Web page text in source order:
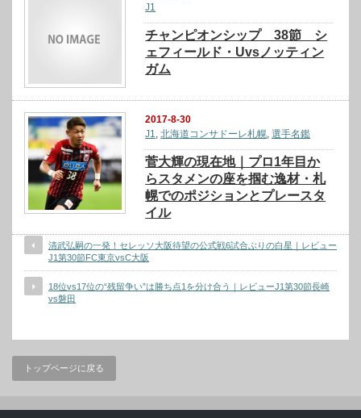
J1
チャンピオンシップ 38節 シ
ェフィールド・Uvsノッティン
ガム
2017-8-30
J1
,北海道コンサドーレ札幌 ,選手名鑑
菅大輝の現在地｜プロ1年目か
らスタメンの座を掴む逸材・札
幌でのポジションとプレースタ
イル
清武弘嗣の一発！セレッソ大阪待望の公式戦6試合ぶりの白星｜レビュー
J1第30節FC東京vsC大阪
18位vs17位の“残留争い”は勝ち点1を分け合う｜レビューJ1第30節長崎
vs磐田
トップページに戻る